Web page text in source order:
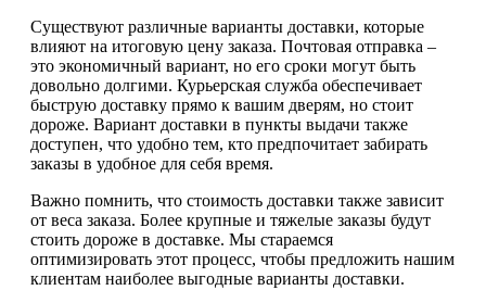
Существуют различные варианты доставки, которые
влияют на итоговую цену заказа. Почтовая отправка –
это экономичный вариант, но его сроки могут быть
довольно долгими. Курьерская служба обеспечивает
быструю доставку прямо к вашим дверям, но стоит
дороже. Вариант доставки в пункты выдачи также
доступен, что удобно тем, кто предпочитает забирать
заказы в удобное для себя время.
Важно помнить, что стоимость доставки также зависит
от веса заказа. Более крупные и тяжелые заказы будут
стоить дороже в доставке. Мы стараемся
оптимизировать этот процесс, чтобы предложить нашим
клиентам наиболее выгодные варианты доставки.